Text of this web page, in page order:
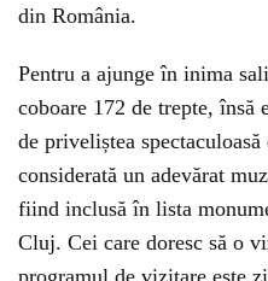
din România.
Pentru a ajunge în inima
coboare 172 de trepte, însă
de priveliștea
considerată un adevărat
fiind inclusă în lista
Cluj. Cei care doresc să o